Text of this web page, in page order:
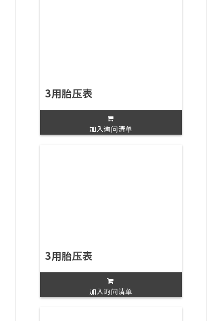
3用胎压表
加入询问清单
3用胎压表
加入询问清单